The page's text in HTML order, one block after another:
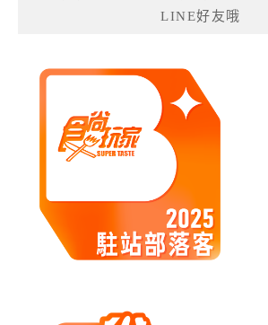
LINE好友哦